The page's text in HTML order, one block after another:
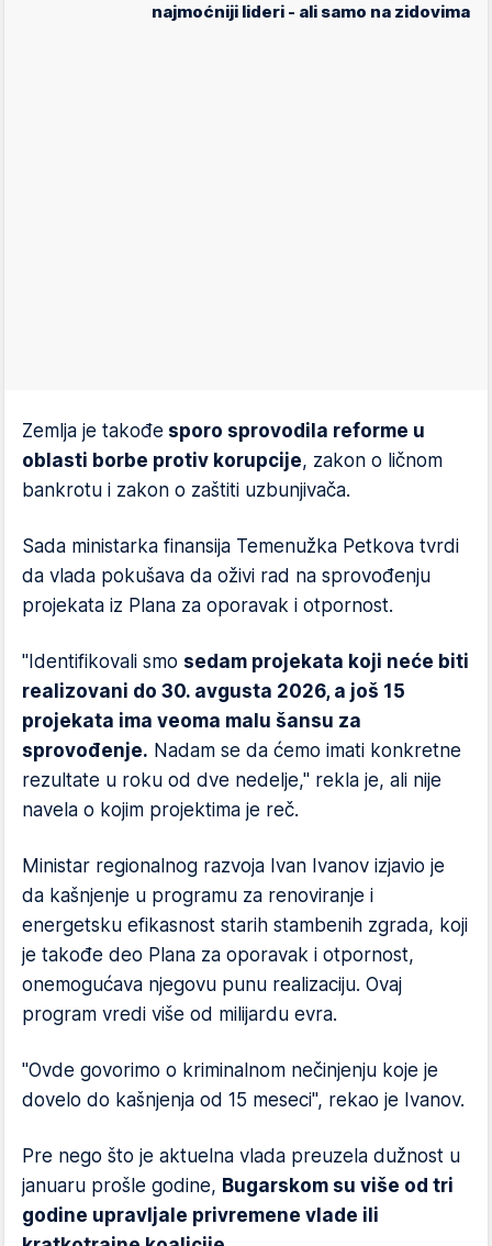
najmoćniji lideri - ali samo na zidovima
Zemlja je takođe sporo sprovodila reforme u
oblasti borbe protiv korupcije, zakon o ličnom
bankrotu i zakon o zaštiti uzbunjivača.
Sada ministarka finansija Temenužka Petkova tvrdi
da vlada pokušava da oživi rad na sprovođenju
projekata iz Plana za oporavak i otpornost.
"Identifikovali smo sedam projekata koji neće biti
realizovani do 30. avgusta 2026, a još 15
projekata ima veoma malu šansu za
sprovođenje. Nadam se da ćemo imati konkretne
rezultate u roku od dve nedelje," rekla je, ali nije
navela o kojim projektima je reč.
Ministar regionalnog razvoja Ivan Ivanov izjavio je
da kašnjenje u programu za renoviranje i
energetsku efikasnost starih stambenih zgrada, koji
je takođe deo Plana za oporavak i otpornost,
onemogućava njegovu punu realizaciju. Ovaj
program vredi više od milijardu evra.
"Ovde govorimo o kriminalnom nečinjenju koje je
dovelo do kašnjenja od 15 meseci", rekao je Ivanov.
Pre nego što je aktuelna vlada preuzela dužnost u
januaru prošle godine, Bugarskom su više od tri
godine upravljale privremene vlade ili